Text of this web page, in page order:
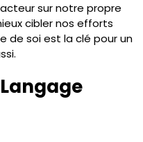
sur notre propre
cibler nos efforts
de soi est la clé pour un